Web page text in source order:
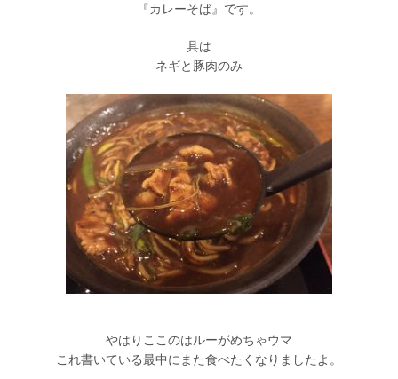
『カレーそば』です。
具は
ネギと豚肉のみ
やはりここのはルーがめちゃウマ
これ書いている最中にまた食べたくなりましたよ。